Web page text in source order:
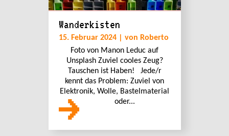
Wanderkisten
15. Februar 2024 | von Roberto
Foto von Manon Leduc auf
Unsplash Zuviel cooles Zeug?
Tauschen ist Haben! Jede/r
kennt das Problem: Zuviel von
Elektronik, Wolle, Bastelmaterial
oder...